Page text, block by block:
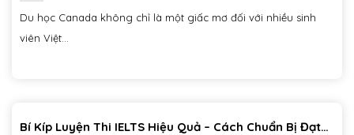
Du học Canada không chỉ là một giấc mơ đối với nhiều sinh
viên Việt...
Bí Kíp Luyện Thi IELTS Hiệu Quả – Cách Chuẩn Bị Đạt